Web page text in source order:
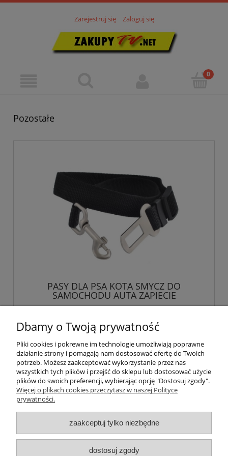
Zarejestruj się Zaloguj się
Pozostałe
PASY DLA PSA KOTA SMYCZ DO
SAMOCHODU AUTA ZAPIECIE
9,45 zł
do koszyka
Pomoc
Dbamy o Twoją prywatność
Pliki cookies i pokrewne im technologie umożliwiają poprawne
działanie strony i pomagają nam dostosować ofertę do Twoich
potrzeb. Możesz zaakceptować wykorzystanie przez nas
wszystkich tych plików i przejść do sklepu lub dostosować użycie
plików do swoich preferencji, wybierając opcję "Dostosuj zgody".
Więcej o plikach cookies przeczytasz w naszej Polityce
prywatności.
zaakceptuj tylko niezbędne
dostosuj zgody